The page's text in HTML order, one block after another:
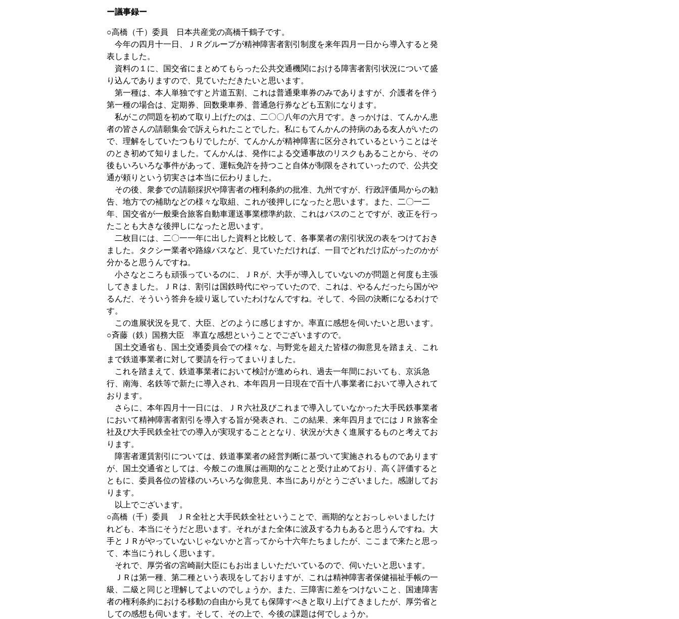
ー議事録ー
○高橋（千）委員 日本共産党の高橋千鶴子です。
今年の四月十一日、ＪＲグループが精神障害者割引制度を来年四月一日から導入すると発
表しました。
資料の１に、国交省にまとめてもらった公共交通機関における障害者割引状況について盛
り込んでありますので、見ていただきたいと思います。
第一種は、本人単独ですと片道五割、これは普通乗車券のみでありますが、介護者を伴う
第一種の場合は、定期券、回数乗車券、普通急行券なども五割になります。
私がこの問題を初めて取り上げたのは、二〇〇八年の六月です。きっかけは、てんかん患
者の皆さんの請願集会で訴えられたことでした。私にもてんかんの持病のある友人がいたの
で、理解をしていたつもりでしたが、てんかんが精神障害に区分されているということはそ
のとき初めて知りました。てんかんは、発作による交通事故のリスクもあることから、その
後もいろいろな事件があって、運転免許を持つこと自体が制限をされていったので、公共交
通が頼りという切実さは本当に伝わりました。
その後、衆参での請願採択や障害者の権利条約の批准、九州ですが、行政評価局からの勧
告、地方での補助などの様々な取組、これが後押しになったと思います。また、二〇一二
年、国交省が一般乗合旅客自動車運送事業標準約款、これはバスのことですが、改正を行っ
たことも大きな後押しになったと思います。
二枚目には、二〇一一年に出した資料と比較して、各事業者の割引状況の表をつけておき
ました。タクシー業者や路線バスなど、見ていただければ、一目でどれだけ広がったのかが
分かると思うんですね。
小さなところも頑張っているのに、ＪＲが、大手が導入していないのが問題と何度も主張
してきました。ＪＲは、割引は国鉄時代にやっていたので、これは、やるんだったら国がや
るんだ、そういう答弁を繰り返していたわけなんですね。そして、今回の決断になるわけで
す。
この進展状況を見て、大臣、どのように感じますか。率直に感想を伺いたいと思います。
○斉藤（鉄）国務大臣 率直な感想ということでございますので。
国土交通省も、国土交通委員会での様々な、与野党を超えた皆様の御意見を踏まえ、これ
まで鉄道事業者に対して要請を行ってまいりました。
これを踏まえて、鉄道事業者において検討が進められ、過去一年間においても、京浜急
行、南海、名鉄等で新たに導入され、本年四月一日現在で百十八事業者において導入されて
おります。
さらに、本年四月十一日には、ＪＲ六社及びこれまで導入していなかった大手民鉄事業者
において精神障害者割引を導入する旨が発表され、この結果、来年四月までにはＪＲ旅客全
社及び大手民鉄全社での導入が実現することとなり、状況が大きく進展するものと考えてお
ります。
障害者運賃割引については、鉄道事業者の経営判断に基づいて実施されるものであります
が、国土交通省としては、今般この進展は画期的なことと受け止めており、高く評価すると
ともに、委員各位の皆様のいろいろな御意見、本当にありがとうございました。感謝してお
ります。
以上でございます。
○高橋（千）委員 ＪＲ全社と大手民鉄全社ということで、画期的なとおっしゃいましたけ
れども、本当にそうだと思います。それがまた全体に波及する力もあると思うんですね。大
手とＪＲがやっていないじゃないかと言ってから十六年たちましたが、ここまで来たと思っ
て、本当にうれしく思います。
それで、厚労省の宮崎副大臣にもお出ましいただいているので、伺いたいと思います。
ＪＲは第一種、第二種という表現をしておりますが、これは精神障害者保健福祉手帳の一
級、二級と同じと理解してよいのでしょうか。また、三障害に差をつけないこと、国連障害
者の権利条約における移動の自由から見ても保障すべきと取り上げてきましたが、厚労省と
しての感想も伺います。そして、その上で、今後の課題は何でしょうか。